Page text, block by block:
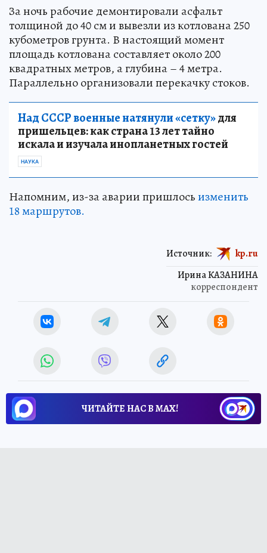
За ночь рабочие демонтировали асфальт
толщиной до 40 см и вывезли из котлована 250
кубометров грунта. В настоящий момент
площадь котлована составляет около 200
квадратных метров, а глубина – 4 метра.
Параллельно организовали перекачку стоков.
Над СССР военные натянули «сетку»для
пришельцев: как страна 13 лет тайно
искала и изучала инопланетных гостей
НАУКА
Напомним, из-за аварии пришлосьизменить
18 маршрутов.
Ирина КАЗАНИНА
корреспондент
Источник: kp.ru
ЧИТАЙТЕ НАС В МАХ!